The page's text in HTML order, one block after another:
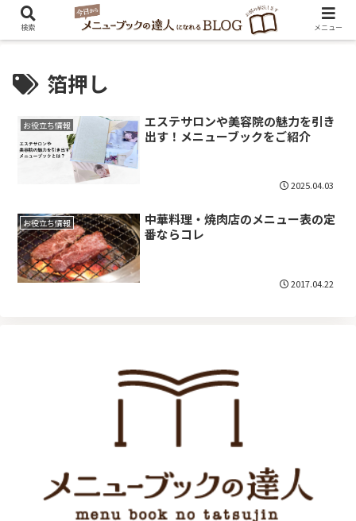
箔押し
お役立ち情報
エステサロンや美容院の魅力を引き
出す！メニューブックをご紹介
2025.04.03
お役立ち情報
中華料理・焼肉店のメニュー表の定
番ならコレ
2017.04.22
検索 メニュー